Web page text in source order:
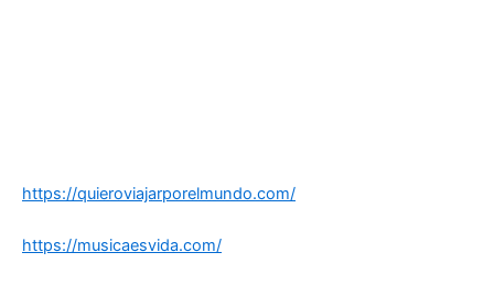
https://quieroviajarporelmundo.com/
https://musicaesvida.com/